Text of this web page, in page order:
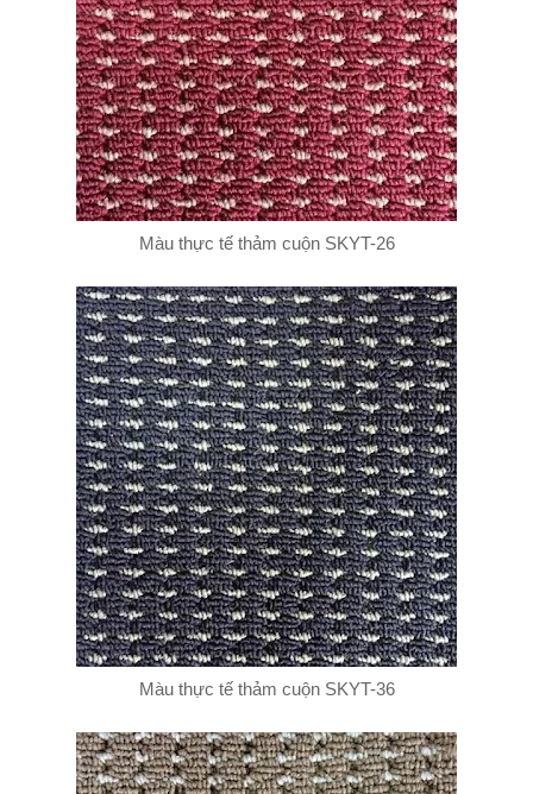
Màu thực tế thảm cuộn SKYT-26
Màu thực tế thảm cuộn SKYT-36